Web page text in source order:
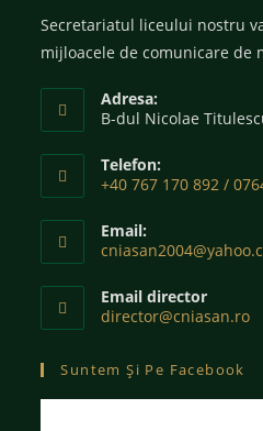
Secretariatul liceului nostru
mijloacele de comunicare de
Adresa:
B-dul Nicolae
Telefon:
+40 767 170 892 /
Email:
Email director
director@cniasan.ro
Suntem Și Pe Facebook